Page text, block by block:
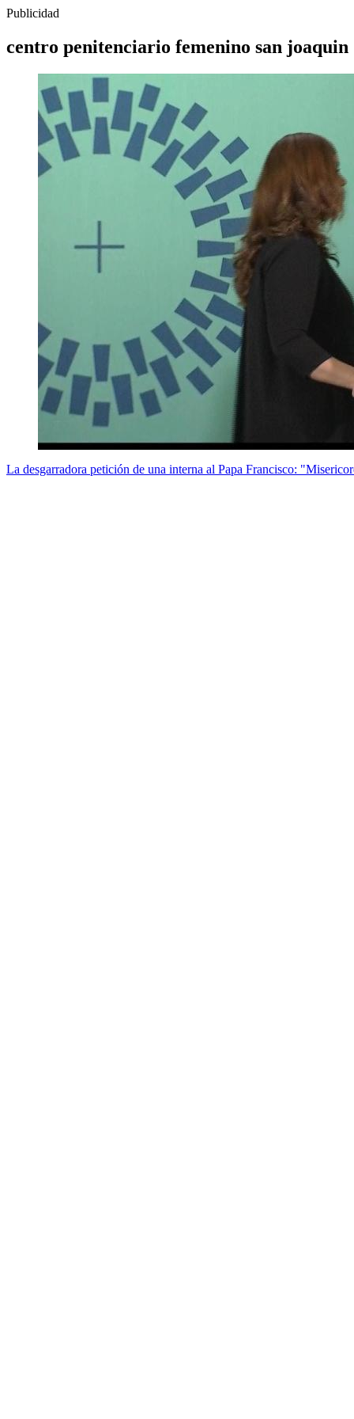
Publicidad
centro penitenciario femenino san joaquin
La desgarradora petición de una interna al Papa Francisco: